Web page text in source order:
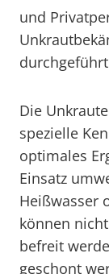
und
Die
spezielle
optimales
Einsatz
Heißwasser
können
befreit
geschont